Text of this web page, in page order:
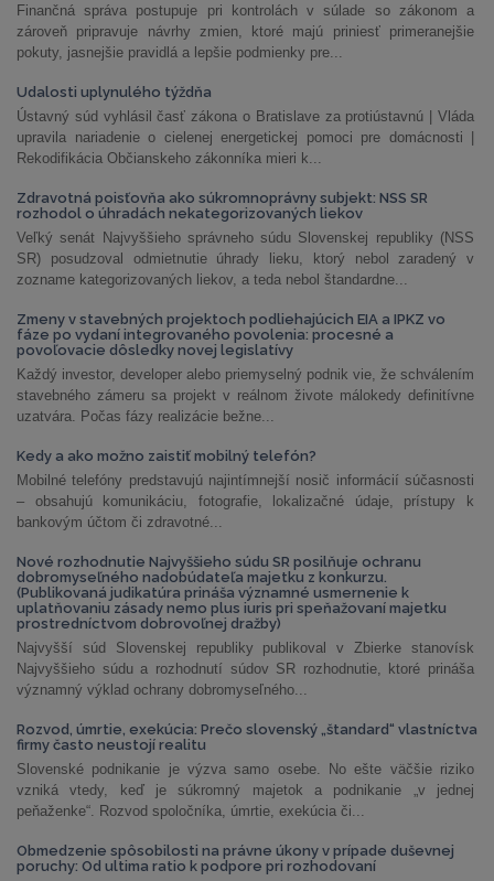
Finančná správa postupuje pri kontrolách v súlade so zákonom a
zároveň pripravuje návrhy zmien, ktoré majú priniesť primeranejšie
pokuty, jasnejšie pravidlá a lepšie podmienky pre...
Udalosti uplynulého týždňa
Ústavný súd vyhlásil časť zákona o Bratislave za protiústavnú | Vláda
upravila nariadenie o cielenej energetickej pomoci pre domácnosti |
Rekodifikácia Občianskeho zákonníka mieri k...
Zdravotná poisťovňa ako súkromnoprávny subjekt: NSS SR
rozhodol o úhradách nekategorizovaných liekov
Veľký senát Najvyššieho správneho súdu Slovenskej republiky (NSS
SR) posudzoval odmietnutie úhrady lieku, ktorý nebol zaradený v
zozname kategorizovaných liekov, a teda nebol štandardne...
Zmeny v stavebných projektoch podliehajúcich EIA a IPKZ vo
fáze po vydaní integrovaného povolenia: procesné a
povoľovacie dôsledky novej legislatívy
Každý investor, developer alebo priemyselný podnik vie, že schválením
stavebného zámeru sa projekt v reálnom živote málokedy definitívne
uzatvára. Počas fázy realizácie bežne...
Kedy a ako možno zaistiť mobilný telefón?
Mobilné telefóny predstavujú najintímnejší nosič informácií súčasnosti
– obsahujú komunikáciu, fotografie, lokalizačné údaje, prístupy k
bankovým účtom či zdravotné...
Nové rozhodnutie Najvyššieho súdu SR posilňuje ochranu
dobromyseľného nadobúdateľa majetku z konkurzu.
(Publikovaná judikatúra prináša významné usmernenie k
uplatňovaniu zásady nemo plus iuris pri speňažovaní majetku
prostredníctvom dobrovoľnej dražby)
Najvyšší súd Slovenskej republiky publikoval v Zbierke stanovísk
Najvyššieho súdu a rozhodnutí súdov SR rozhodnutie, ktoré prináša
významný výklad ochrany dobromyseľného...
Rozvod, úmrtie, exekúcia: Prečo slovenský „štandard“ vlastníctva
firmy často neustojí realitu
Slovenské podnikanie je výzva samo osebe. No ešte väčšie riziko
vzniká vtedy, keď je súkromný majetok a podnikanie „v jednej
peňaženke“. Rozvod spoločníka, úmrtie, exekúcia či...
Obmedzenie spôsobilosti na právne úkony v prípade duševnej
poruchy: Od ultima ratio k podpore pri rozhodovaní